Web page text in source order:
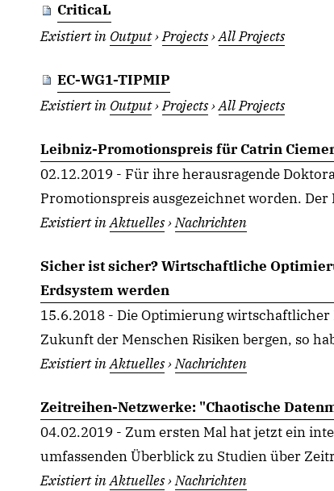
CriticaL
Existiert in Output›Projects›All Projects
EC-WG1-TIPMIP
Existiert in Output›Projects›All Projects
Leibniz-Promotionspreis für Catrin
02.12.2019 - Für ihre herausragende
Promotionspreis ausgezeichnet worden.
Existiert inAktuelles›Nachrichten
Sicher ist sicher? Wirtschaftliche
Erdsystem werden
15.6.2018 - Die Optimierung
Zukunft der Menschen Risiken bergen, so
Existiert inAktuelles›Nachrichten
Zeitreihen-Netzwerke: "Chaotische
04.02.2019 - Zum ersten Mal hat jetzt ein
umfassenden Überblick zu Studien über
Existiert inAktuelles›Nachrichten